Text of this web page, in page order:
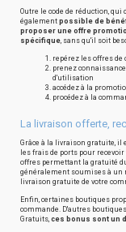
Outre le code de réduction, qui
également possible de
proposer une offre
spécifique, sans qu'il soit
repérez les offres
prenez
d'utilisation
accédez à la
procédez à la
La livraison offerte,
Grâce à la livraison gratuite, il
les frais de ports pour
offres permettant la gratuité
généralement soumises à un
livraison gratuite de votre
Enfin, certaines boutiques
commande. D'autres
Gratuits, ces bonus sont un